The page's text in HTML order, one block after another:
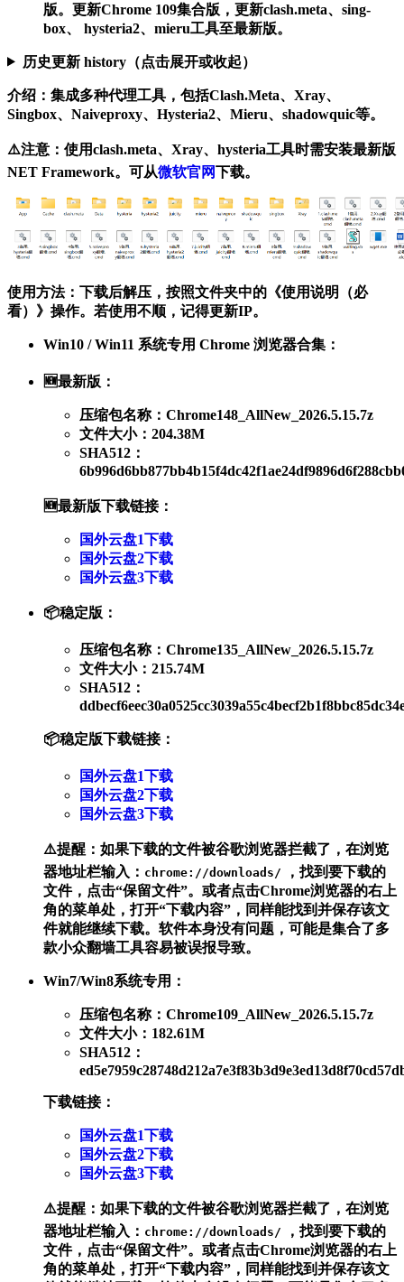
版。更新Chrome 109集合版，更新clash.meta、sing-
box、 hysteria2、mieru工具至最新版。
历史更新 history（点击展开或收起）
介绍 ：集成多种代理工具，包括Clash.Meta、Xray、
Singbox、Naiveproxy、Hysteria2、Mieru、shadowquic等。
⚠️注意 ：使用clash.meta、Xray、hysteria工具时需安装最新版
NET Framework。可从微软官网下载。
使用方法：下载后解压，按照文件夹中的《使用说明（必
看）》操作。若使用不顺，记得更新IP。
Win10 / Win11 系统专用 Chrome 浏览器合集 ：
🆕最新版 ：
压缩包名称：Chrome148_AllNew_2026.5.15.7z
文件大小：204.38M
SHA512：
🆕最新版下载链接：
国外云盘1下载
国外云盘2下载
国外云盘3下载
📦稳定版 ：
压缩包名称：Chrome135_AllNew_2026.5.15.7z
文件大小：215.74M
SHA512：
📦稳定版下载链接：
国外云盘1下载
国外云盘2下载
国外云盘3下载
⚠️提醒 ：如果下载的文件被谷歌浏览器拦截了，在浏览
器地址栏输入： chrome://downloads/
，找到要下载的
文件，点击“保留文件”。或者点击Chrome浏览器的右上
角的菜单处，打开“下载内容”，同样能找到并保存该文
件就能继续下载。软件本身没有问题，可能是集合了多
款小众翻墙工具容易被误报导致。
Win7/Win8系统专用 ：
压缩包名称：Chrome109_AllNew_2026.5.15.7z
文件大小：182.61M
SHA512：
下载链接：
国外云盘1下载
国外云盘2下载
国外云盘3下载
⚠️提醒 ：如果下载的文件被谷歌浏览器拦截了，在浏览
器地址栏输入： chrome://downloads/
，找到要下载的
文件，点击“保留文件”。或者点击Chrome浏览器的右上
角的菜单处，打开“下载内容”，同样能找到并保存该文